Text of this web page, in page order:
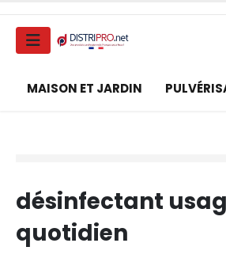
MAISON ET JARDIN
désinfectant
quotidien